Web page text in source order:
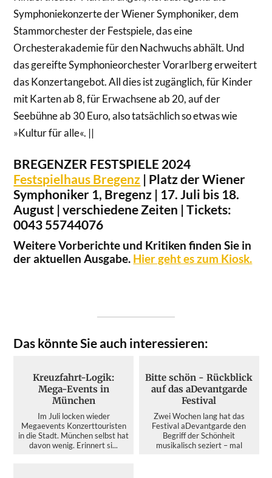
Symphoniekonzerte der Wiener Symphoniker, dem
Stammorchester der Festspiele, das eine
Orchesterakademie für den Nachwuchs abhält. Und
das gereifte Symphonieorchester Vorarlberg erweitert
das Konzertangebot. All dies ist zugänglich, für Kinder
mit Karten ab 8, für Erwachsene ab 20, auf der
Seebühne ab 30 Euro, also tatsächlich so etwas wie
»Kultur für alle«. ||
BREGENZER FESTSPIELE 2024
Festspielhaus Bregenz | Platz der Wiener
Symphoniker 1, Bregenz | 17. Juli bis 18.
August | verschiedene Zeiten | Tickets:
0043 55744076
Weitere Vorberichte und Kritiken finden Sie in
der aktuellen Ausgabe. Hier geht es zum Kiosk.
Das könnte Sie auch interessieren:
Kreuzfahrt-Logik:
Mega-Events in
München
Im Juli locken wieder
Megaevents Konzerttouristen
in die Stadt. München selbst hat
davon wenig. Erinnert si...
Bitte schön - Rückblick
auf das aDevantgarde
Festival
Zwei Wochen lang hat das
Festival aDevantgarde den
Begriff der Schönheit
musikalisch seziert – mal